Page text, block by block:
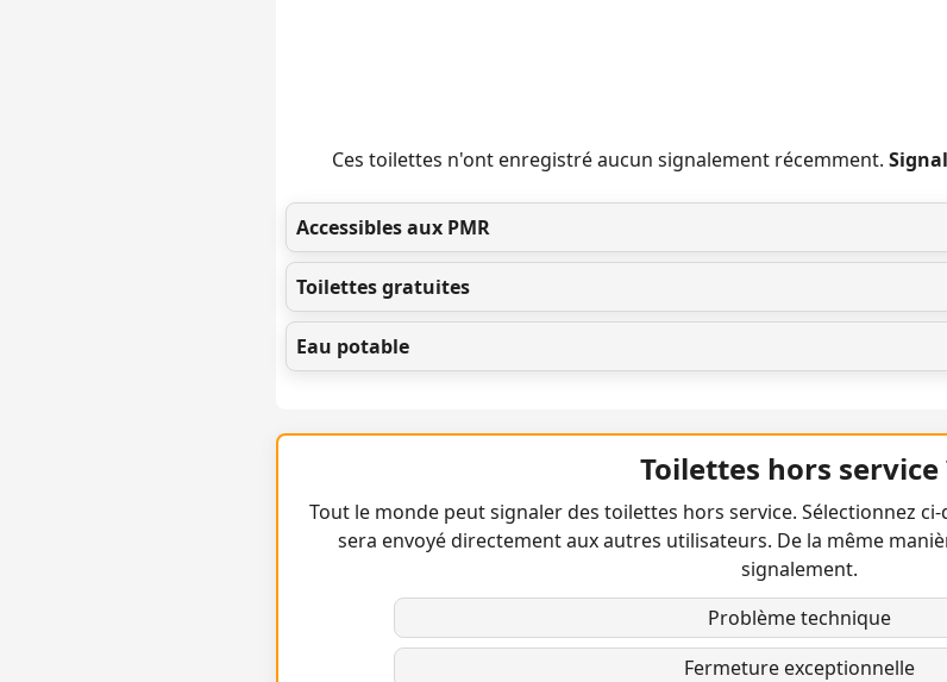
Ces toilettes n'ont enregistré aucun signalement récemment.
Accessibles aux PMR
Toilettes gratuites
Eau potable
Toilettes hors service
Tout le monde peut signaler des toilettes hors service. Sélectionnez
sera envoyé directement aux autres utilisateurs. De la même
signalement.
Problème technique
Fermeture exceptionnelle